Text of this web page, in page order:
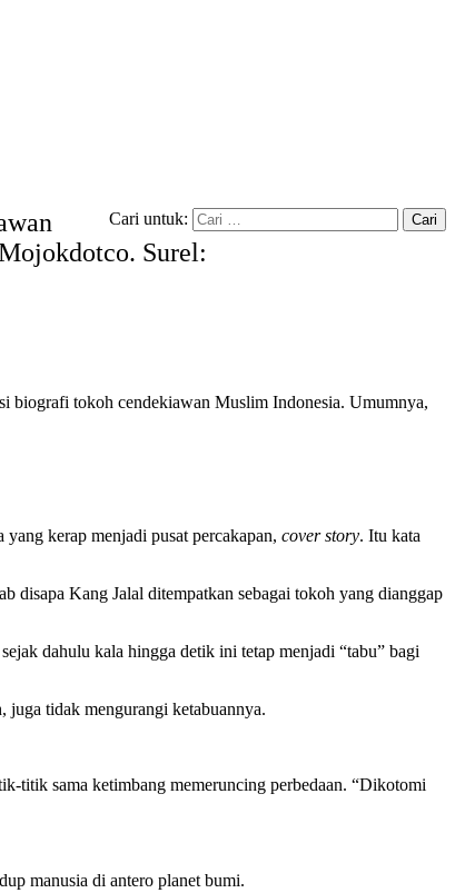
Cari untuk:
Surel:
tokoh cendekiawan Muslim Indonesia. Umumnya,
yang kerap menjadi pusat percakapan, cover story. Itu kata
disapa Kang Jalal ditempatkan sebagai tokoh yang dianggap
dahulu kala hingga detik ini tetap menjadi “tabu” bagi
juga tidak mengurangi ketabuannya.
titik sama ketimbang memeruncing perbedaan. “Dikotomi
manusia di antero planet bumi.